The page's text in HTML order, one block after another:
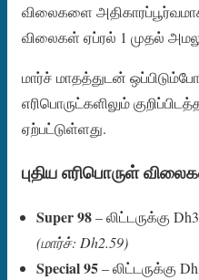
விலைகளை
விலைகள் ஏப்ரல் 1 முதல்
மார்ச் மாதத்துடன்
எரிபொருட்களிலும்
ஏற்பட்டுள்ளது.
புதிய எரிபொருள்
Super 98– லிட்டருக்கு
(மார்ச்: Dh2.59)
Special 95– லிட்டருக்கு